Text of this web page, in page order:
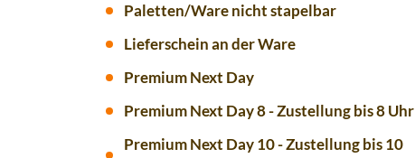
Paletten/Ware nicht stapelbar
Lieferschein an der Ware
Premium Next Day
Premium Next Day 8 - Zustellung bis 8 Uhr
Premium Next Day 10 - Zustellung bis 10